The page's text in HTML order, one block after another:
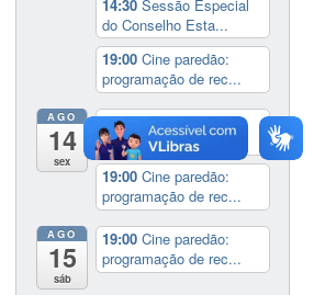
14:30Sessão Especial
do Conselho Esta...
19:00Cine paredão:
programação de rec...
AGO
14
sex
14:00Lançamento da
cinebiografia de D...
19:00Cine paredão:
programação de rec...
AGO
15
sáb
19:00Cine paredão:
programação de rec...